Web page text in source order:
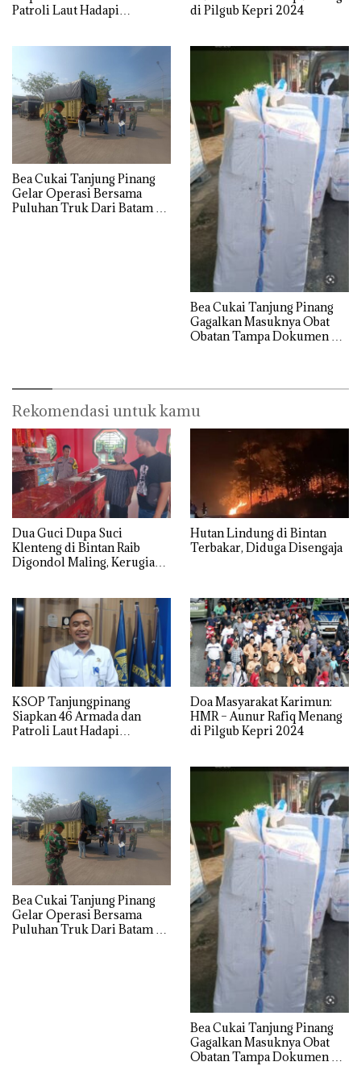
Patroli Laut Hadapi
di Pilgub Kepri 2024
Bea Cukai Tanjung Pinang
Gelar Operasi Bersama
Puluhan Truk Dari Batam di
Bea Cukai Tanjung Pinang
Gagalkan Masuknya Obat
Obatan Tampa Dokumen Ke
Rekomendasi untuk kamu
Dua Guci Dupa Suci
Klenteng di Bintan Raib
Digondol Maling, Kerugian
Hutan Lindung di Bintan
Terbakar, Diduga Disengaja
KSOP Tanjungpinang
Siapkan 46 Armada dan
Patroli Laut Hadapi
Doa Masyarakat Karimun:
HMR – Aunur Rafiq Menang
di Pilgub Kepri 2024
Bea Cukai Tanjung Pinang
Gelar Operasi Bersama
Puluhan Truk Dari Batam di
Bea Cukai Tanjung Pinang
Gagalkan Masuknya Obat
Obatan Tampa Dokumen Ke